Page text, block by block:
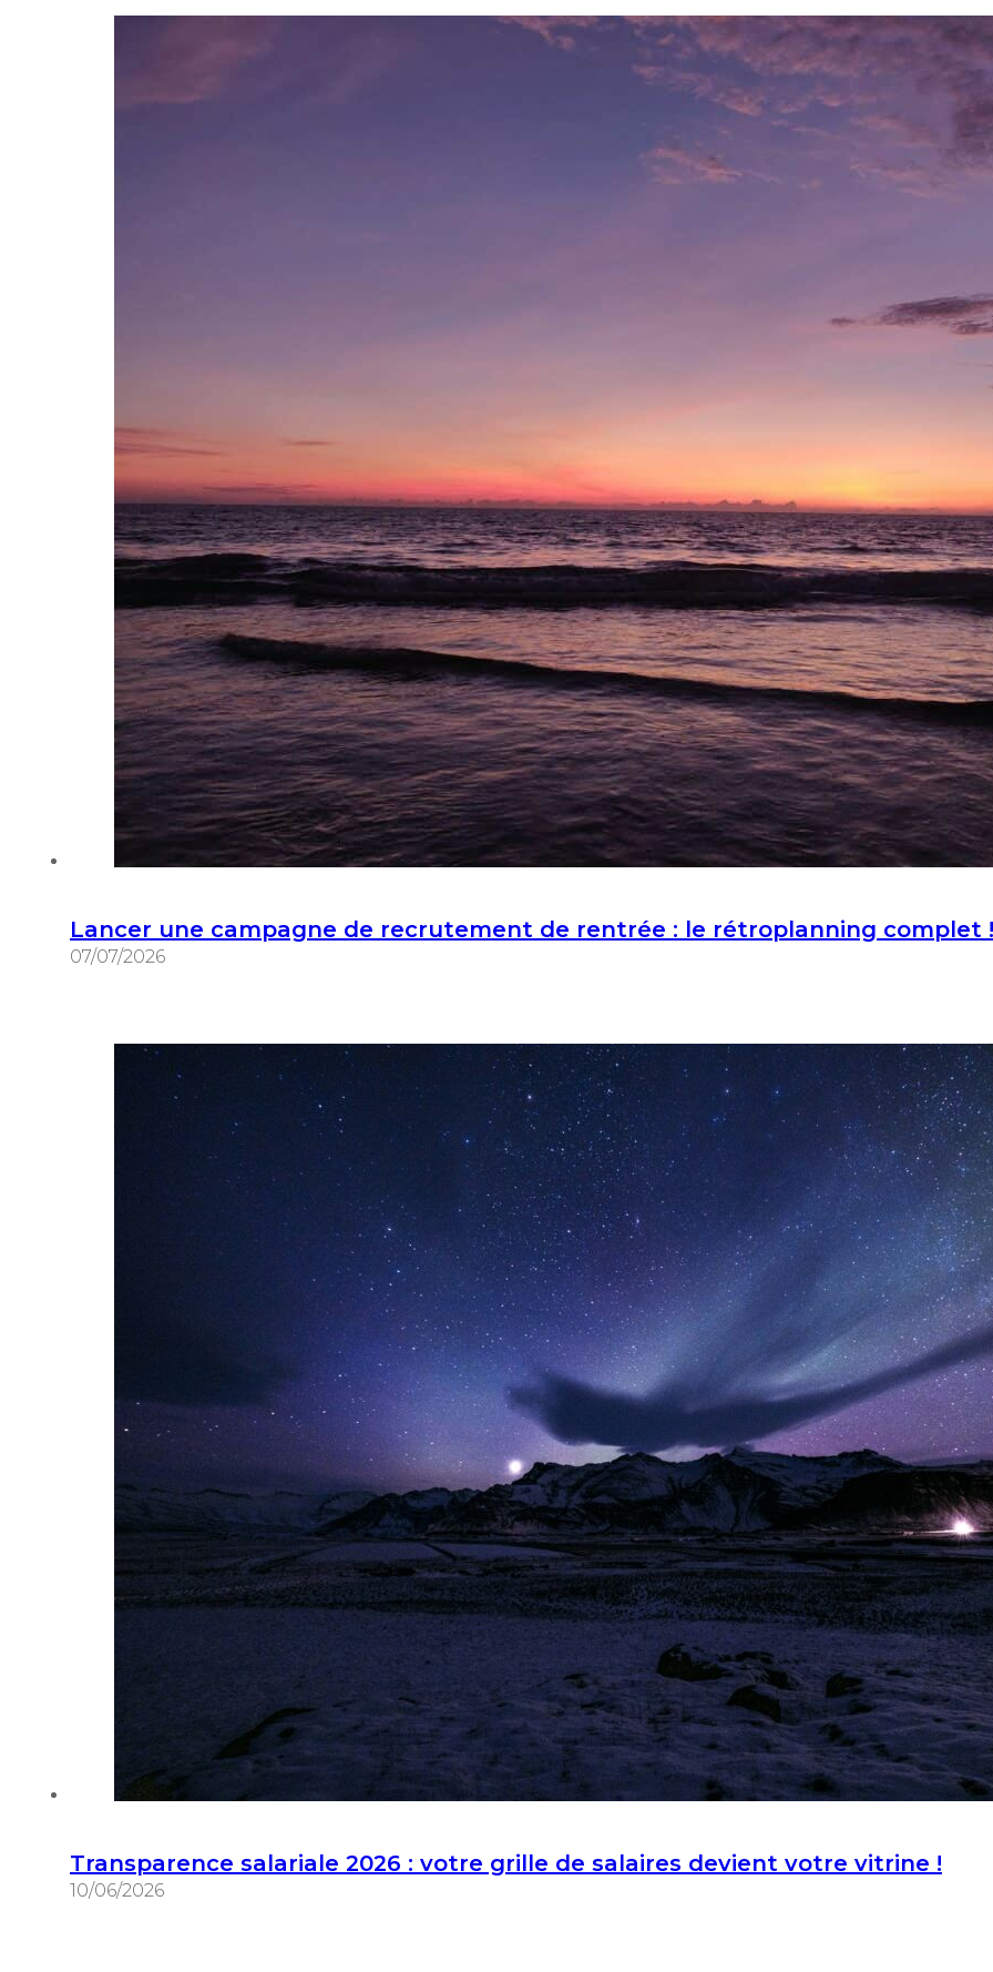
Lancer une campagne de recrutement de rentrée : le rétroplanning complet !
07/07/2026
Transparence salariale 2026 : votre grille de salaires devient votre vitrine !
10/06/2026